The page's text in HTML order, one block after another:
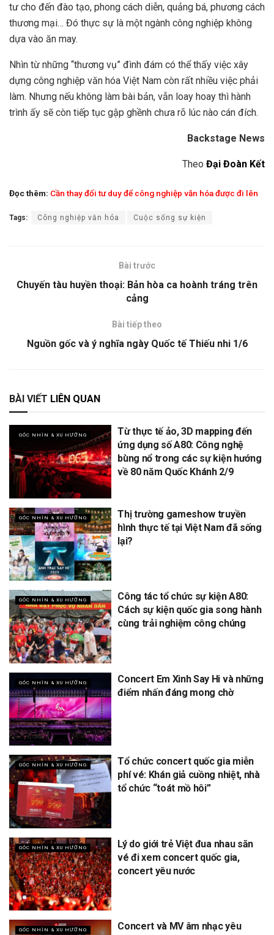
tư cho đến đào tạo, phong cách diễn, quảng bá, phương cách
thương mại… Đó thực sự là một ngành công nghiệp không
dựa vào ăn may.
Nhìn từ những “thương vụ” đình đám có thể thấy việc xây
dựng công nghiệp văn hóa Việt Nam còn rất nhiều việc phải
làm. Nhưng nếu không làm bài bản, vẫn loay hoay thì hành
trình ấy sẽ còn tiếp tục gập ghềnh chưa rõ lúc nào cán đích.
Backstage News
Theo Đại Đoàn Kết
Đọc thêm: Cần thay đổi tư duy để công nghiệp văn hóa được đi lên
Tags: Công nghiệp văn hóa Cuộc sống sự kiện
Bài trước
Chuyến tàu huyền thoại: Bản hòa ca hoành tráng trên
cảng
Bài tiếp theo
Nguồn gốc và ý nghĩa ngày Quốc tế Thiếu nhi 1/6
BÀI VIẾT LIÊN QUAN
GÓC NHÌN & XU HƯỚNG
Từ thực tế ảo, 3D mapping đến
ứng dụng số A80: Công nghệ
bùng nổ trong các sự kiện hướng
về 80 năm Quốc Khánh 2/9
GÓC NHÌN & XU HƯỚNG
Thị trường gameshow truyền
hình thực tế tại Việt Nam đã sống
lại?
GÓC NHÌN & XU HƯỚNG
Công tác tổ chức sự kiện A80:
Cách sự kiện quốc gia song hành
cùng trải nghiệm công chúng
GÓC NHÌN & XU HƯỚNG
Concert Em Xinh Say Hi và những
điểm nhấn đáng mong chờ
GÓC NHÌN & XU HƯỚNG
Tổ chức concert quốc gia miễn
phí vé: Khán giả cuồng nhiệt, nhà
tổ chức “toát mồ hôi”
GÓC NHÌN & XU HƯỚNG
Lý do giới trẻ Việt đua nhau săn
vé đi xem concert quốc gia,
concert yêu nước
GÓC NHÌN & XU HƯỚNG
Concert và MV âm nhạc yêu